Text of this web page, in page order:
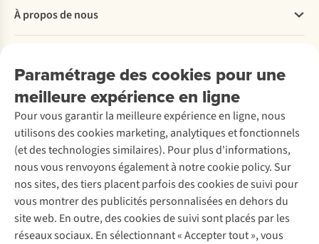
Paramétrage des cookies pour une
meilleure expérience en ligne
Pour vous garantir la meilleure expérience en ligne, nous
utilisons des cookies marketing, analytiques et fonctionnels
(et des technologies similaires). Pour plus d'informations,
nous vous renvoyons également à notre cookie policy. Sur
nos sites, des tiers placent parfois des cookies de suivi pour
vous montrer des publicités personnalisées en dehors du
site web. En outre, des cookies de suivi sont placés par les
réseaux sociaux. En sélectionnant « Accepter tout », vous
Commander
Payer
Retourner
Rétractation d'une commande
Entretien & réparations
Garantie
Contactez-nous
À propos de nous
Entreprise responsable
À propos d’Ayacucho
Nos magasins
À propos d’A.S.Adventure
Déclaration d'accessibilité
Location / Location sports d’hiver
Seconde-main
Entretien de ski
Service de lavage
Entretien de chaussures
Réparation de chaussures
Réparation de vêtements
Retouches
Pour les entreprises
Découvrez
A.S.Magazine
Explore Camp
Expertise & conseils
Abonnez-vous à la newsletter
Suivez-nous